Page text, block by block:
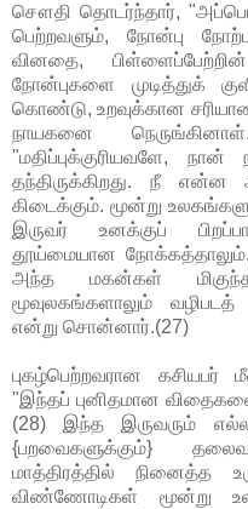
சௌதி தொடர்ந்தார்,
பெற்றவளும், நோன்பு
வினதை,
நோன்புகளை முடித்துக்
கொண்டு, உறவுக்கான
நாயகனை
"மதிப்புக்குரியவளே,
தந்திருக்கிறது. நீ
கிடைக்கும். மூன்று
இருவர் உனக்குப்
தூய்மையான
அந்த மகன்கள் மிகுந்த
மூவுலகங்களாலும்
என்று சொன்னார்.(27)
புகழ்பெற்றவரான
"இந்தப் புனிதமான
(28) இந்த இருவரும்
{பறவைகளுக்கும்}
மாத்திரத்தில் நினைத்த
விண்ணோடிகள் மூன்று